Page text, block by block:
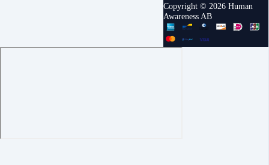
Copyright © 2026 Human
Awareness AB